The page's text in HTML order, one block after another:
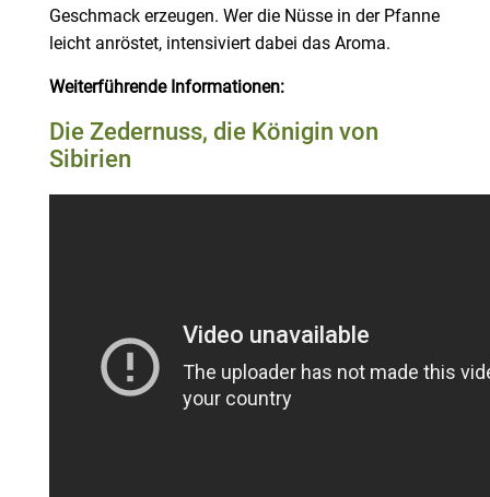
Geschmack erzeugen. Wer die Nüsse in der Pfanne
leicht anröstet, intensiviert dabei das Aroma.
Weiterführende Informationen:
Die Zedernuss, die Königin von
Sibirien